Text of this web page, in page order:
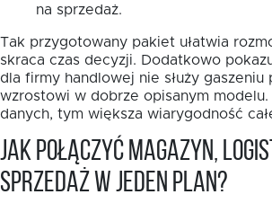
na sprzedaż.
Tak przygotowany pakiet ułatwia
skraca czas decyzji. Dodatkowo
dla firmy handlowej nie służy gaszeniu
wzrostowi w dobrze opisanym modelu.
danych, tym większa wiarygodność
Jak połączyć magazyn,
sprzedaż w jeden plan?